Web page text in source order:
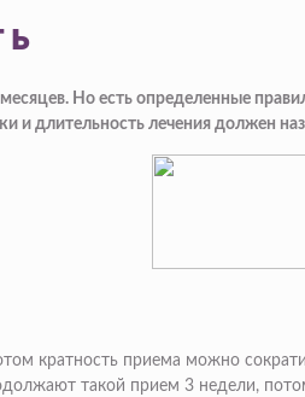
Но есть определенные
и длительность лечения должен
кратность приема можно
такой прием 3 недели,